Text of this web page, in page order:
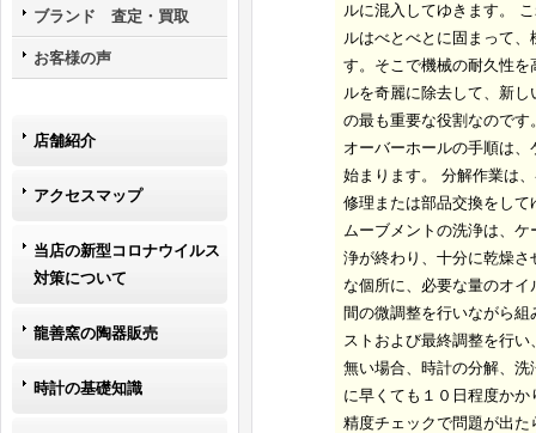
ブランド 査定・買取
お客様の声
店舗紹介
アクセスマップ
当店の新型コロナウイルス
対策について
龍善窯の陶器販売
時計の基礎知識
ルに混入してゆきます。
ルはべとべとに固まって
す。そこで機械の耐久性
ルを奇麗に除去して、新
の最も重要な役割なのです
オーバーホールの手順は
始まります。 分解作業は
修理または部品交換をし
ムーブメントの洗浄は、
浄が終わり、十分に乾燥
な個所に、必要な量のオ
間の微調整を行いながら
ストおよび最終調整を行
無い場合、時計の分解、
に早くても１０日程度かか
精度チェックで問題が出